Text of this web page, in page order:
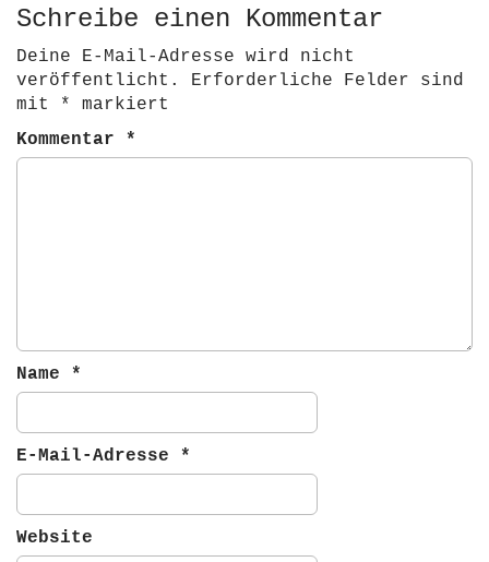
t
n
a
v
i
g
Schreibe einen Kommentar
Deine E-Mail-Adresse wird nicht
veröffentlicht.
Erforderliche Felder sind
mit
*
markiert
Kommentar *
Name *
E-Mail-Adresse *
Website